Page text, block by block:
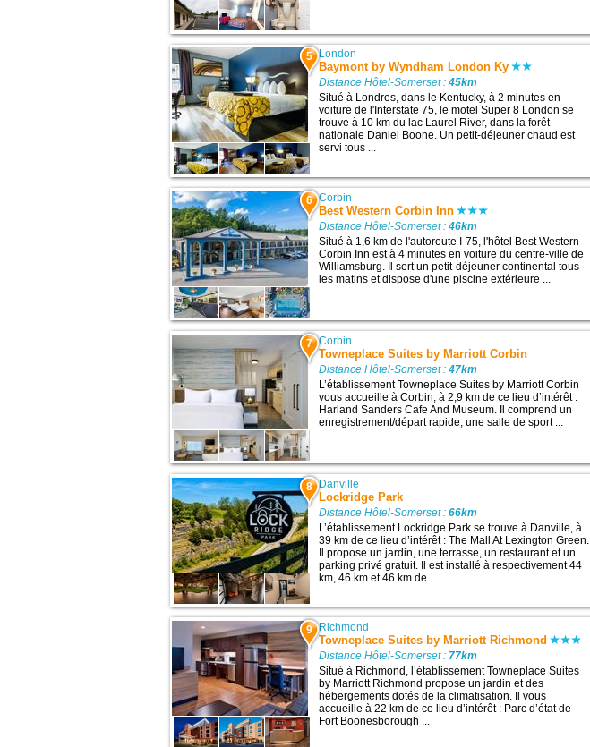
5 London
Baymont by Wyndham London Ky
Distance Hôtel-Somerset :45km
Situé à Londres, dans le Kentucky, à 2 minutes en
voiture de l'Interstate 75, le motel Super 8 London se
trouve à 10 km du lac Laurel River, dans la forêt
nationale Daniel Boone. Un petit-déjeuner chaud est
servi tous ...
6 Corbin
Best Western Corbin Inn
Distance Hôtel-Somerset :46km
Situé à 1,6 km de l'autoroute I-75, l'hôtel Best Western
Corbin Inn est à 4 minutes en voiture du centre-ville de
Williamsburg. Il sert un petit-déjeuner continental tous
les matins et dispose d'une piscine extérieure ...
7 Corbin
Towneplace Suites by Marriott Corbin
Distance Hôtel-Somerset :47km
L’établissement Towneplace Suites by Marriott Corbin
vous accueille à Corbin, à 2,9 km de ce lieu d’intérêt :
Harland Sanders Cafe And Museum. Il comprend un
enregistrement/départ rapide, une salle de sport ...
8 Danville
Lockridge Park
Distance Hôtel-Somerset :66km
L’établissement Lockridge Park se trouve à Danville, à
39 km de ce lieu d’intérêt : The Mall At Lexington Green.
Il propose un jardin, une terrasse, un restaurant et un
parking privé gratuit. Il est installé à respectivement 44
km, 46 km et 46 km de ...
9 Richmond
Towneplace Suites by Marriott Richmond
Distance Hôtel-Somerset : 77km
Situé à Richmond, l’établissement Towneplace Suites
by Marriott Richmond propose un jardin et des
hébergements dotés de la climatisation. Il vous
accueille à 22 km de ce lieu d’intérêt : Parc d’état de
Fort Boonesborough ...